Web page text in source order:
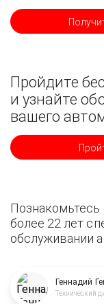
Пройдите
и узнайте
вашего
Познакомьтесь
более 22 лет
обслуживании
Геннадий
Технический